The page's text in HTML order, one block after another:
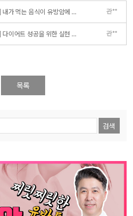
[유방센터] 내가 먹는 음식이 유방암에 안 좋다? 가장 많이 물어보는 음식 Best 5 (우유, 커피, 고기, 회, 콩 ) 관**
[유방센터] 다이어트 성공을 위한 실현 가능한 목표 정하는 팁!!! 관**
목록
검색